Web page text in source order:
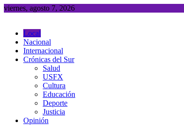
Saltar
viernes, agosto 7, 2026
Local
Nacional
Internacional
Crónicas del Sur
Salud
USFX
Cultura
Educación
Deporte
Justicia
Opinión